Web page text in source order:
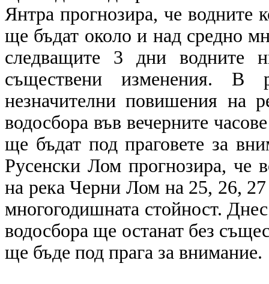
Янтра прогнозира, че водните
ще бъдат около и над средно
следващите 3 дни водните
съществени изменения. В
незначителни повишения на
водосбора във вечерните
ще бъдат под праговете за
Русенски Лом прогнозира, че
на река Черни Лом на 25, 26,
многогодишната стойност.
водосбора ще останат без
ще бъде под прага за внимание.